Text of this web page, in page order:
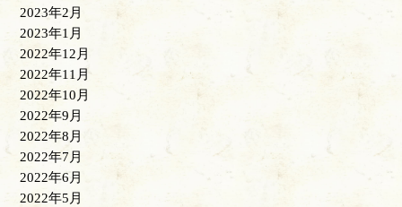
2023年2月
2023年1月
2022年12月
2022年11月
2022年10月
2022年9月
2022年8月
2022年7月
2022年6月
2022年5月